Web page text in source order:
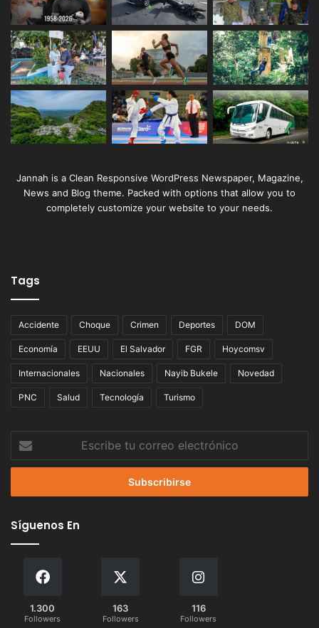
Jannah is a Clean Responsive WordPress Newspaper, Magazine,
News and Blog theme. Packed with options that allow you to
completely customize your website to your needs.
Tags
Accidente Choque Crimen Deportes DOM
Economía EEUU El Salvador FGR Hoycomsv
Internacionales Nacionales Nayib Bukele Novedad
PNC Salud Tecnología Turismo
Escribe
tu
correo
Síguenos En
1.300
Followers
163
Followers
116
Followers